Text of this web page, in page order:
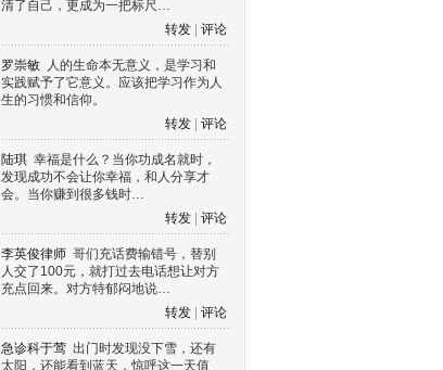
清了自己，更成为一把标尺…
转发
评论
罗崇敏 人的生命本无意义，是学习和
实践赋予了它意义。应该把学习作为人
生的习惯和信仰。
转发
评论
陆琪 幸福是什么？当你功成名就时，
发现成功不会让你幸福，和人分享才
会。当你赚到很多钱时…
转发
评论
李英俊律师 哥们充话费输错号，替别
人交了100元，就打过去电话想让对方
充点回来。对方特郁闷地说…
转发
评论
急诊科于莺 出门时发现没下雪，还有
太阳，还能看到蓝天，惊呼这一天值